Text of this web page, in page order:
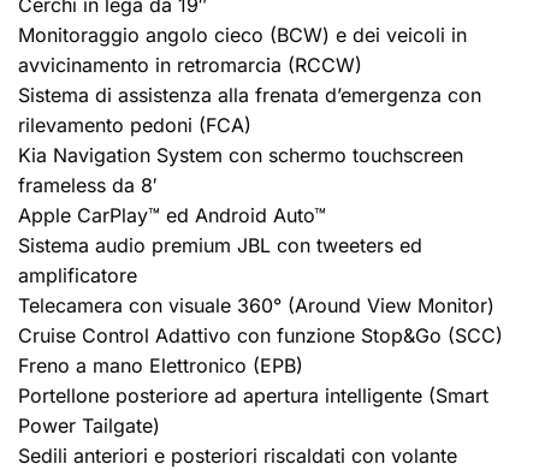
Cerchi in lega da 19″
Monitoraggio angolo cieco (BCW) e dei veicoli in
avvicinamento in retromarcia (RCCW)
Sistema di assistenza alla frenata d’emergenza con
rilevamento pedoni (FCA)
Kia Navigation System con schermo touchscreen
frameless da 8′
Apple CarPlay™ ed Android Auto™
Sistema audio premium JBL con tweeters ed
amplificatore
Telecamera con visuale 360° (Around View Monitor)
Cruise Control Adattivo con funzione Stop&Go (SCC)
Freno a mano Elettronico (EPB)
Portellone posteriore ad apertura intelligente (Smart
Power Tailgate)
Sedili anteriori e posteriori riscaldati con volante